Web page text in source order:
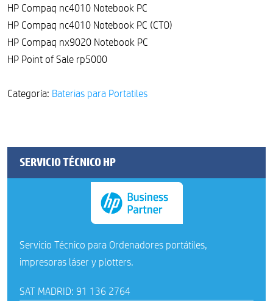
HP Compaq nc4010 Notebook PC
HP Compaq nc4010 Notebook PC (CTO)
HP Compaq nx9020 Notebook PC
HP Point of Sale rp5000
Categoría: Baterias para Portatiles
SERVICIO TÉCNICO HP
Servicio Técnico para Ordenadores portátiles,
impresoras láser y plotters.
SAT MADRID: 91 136 2764